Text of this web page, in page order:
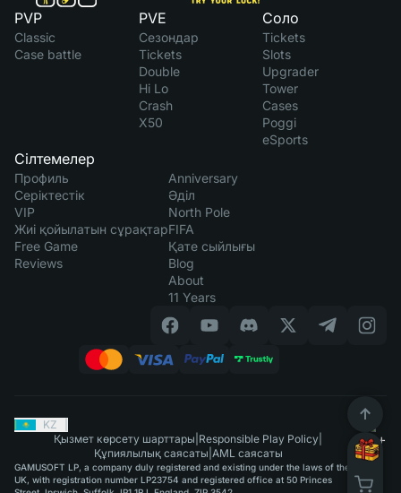
PVP
Classic
Case battle
PVE
Сезондар
Tickets
Double
Hi Lo
Crash
X50
Соло
Tickets
Slots
Upgrader
Tower
Cases
Poggi
eSports
Сілтемелер
Профиль
Серіктестік
VIP
Жиі қойылатын сұрақтар
Free Game
Reviews
Anniversary
Әділ
North Pole
FIFA
Қате сыйлығы
Blog
About
11 Years
KZ
Қызмет көрсету шарттары Responsible Play Policy
Құпиялылық саясаты AML саясаты
GAMUSOFT LP, a company duly registered and existing under the laws of the
UK, with registration number LP23754 and registered office at 50 Princes